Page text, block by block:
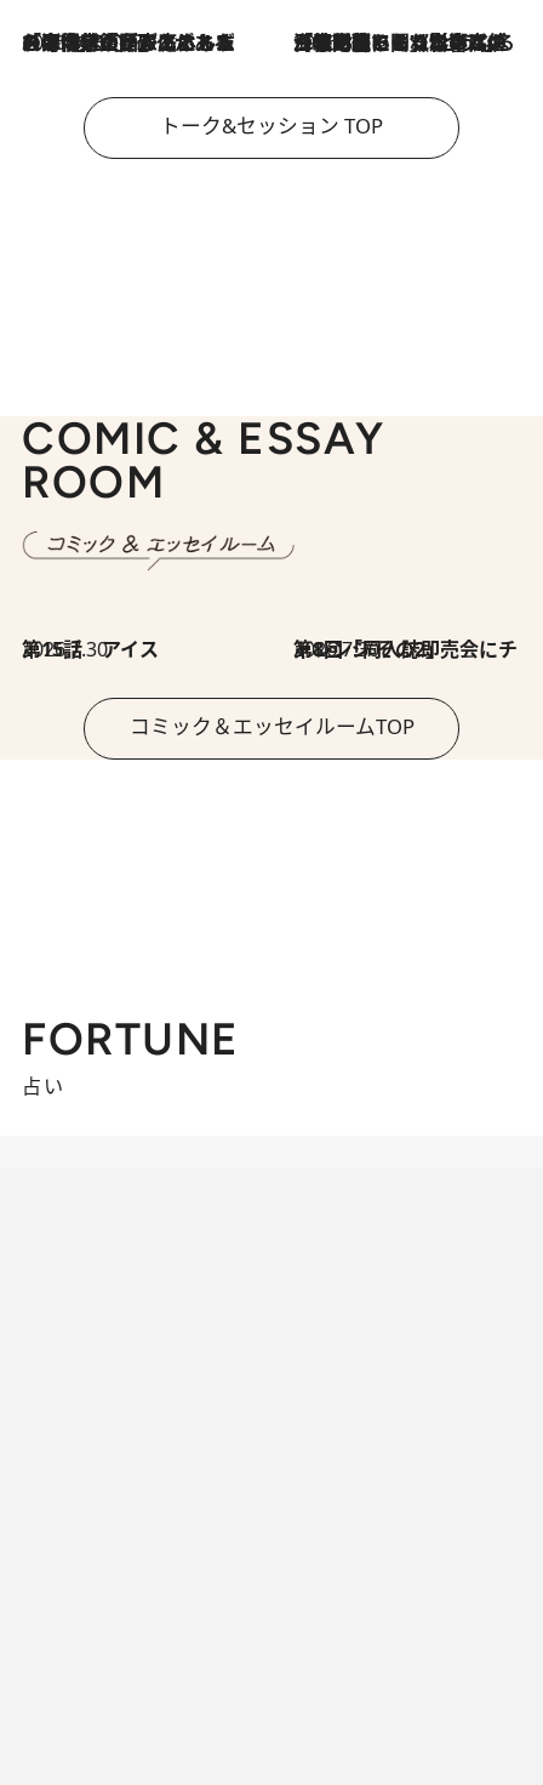
2026.8.3
「今後値上げがあるとすれば…」「リスクがあるのは今年の冬」エネルギー専門家が語る、ホルムズ海峡封鎖が家庭にもたらす“ある心配” 2026.8.3
「住宅建てられない…」「サーチャージ料の高値が続いている」ホルムズ海峡封鎖による影響はいつまで続く？《エネルギー専門家に聞く“どうなる日本の暮らし”》
トーク&セッション TOP
COMIC & ESSAY
ROOM
2026.7.30
第15話 アイス 2026.7.30
第8回「同人誌即売会にチャレンジ その2」
コミック＆エッセイルームTOP
FORTUNE
占い